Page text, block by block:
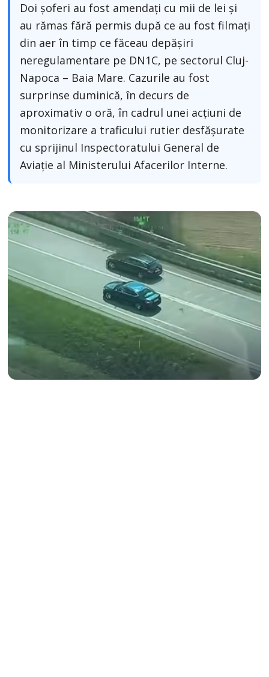
Doi șoferi au fost amendați cu mii de lei și
au rămas fără permis după ce au fost filmați
din aer în timp ce făceau depășiri
neregulamentare pe DN1C, pe sectorul Cluj-
Napoca – Baia Mare. Cazurile au fost
surprinse duminică, în decurs de
aproximativ o oră, în cadrul unei acțiuni de
monitorizare a traficului rutier desfășurate
cu sprijinul Inspectoratului General de
Aviație al Ministerului Afacerilor Interne.